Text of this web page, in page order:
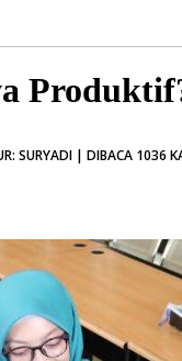
SURYADI | DIBACA 1036